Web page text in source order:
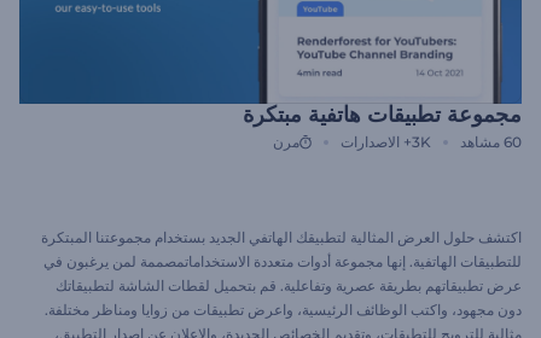
مجموعة تطبيقات هاتفية مبتكرة
60 مشاهد 3K+ الاصدارات مرن
اكتشف حلول العرض المثالية لتطبيقك الهاتفي الجديد بستخدام مجموعتنا المبتكرة
للتطبيقات الهاتفية. إنها مجموعة أدوات متعددة الاستخداماتمصممة لمن يرغبون في
عرض تطبيقاتهم بطريقة عصرية وتفاعلية. قم بتحميل لقطات الشاشة لتطبيقاتك
دون مجهود، واكتب الوظائف الرئيسية، واعرض تطبيقات من زوايا ومناظر مختلفة.
مثالية للترويج للتطبقات، وتقديم الخصائص الجديدة، والإعلان عن إصدار التطبيق،